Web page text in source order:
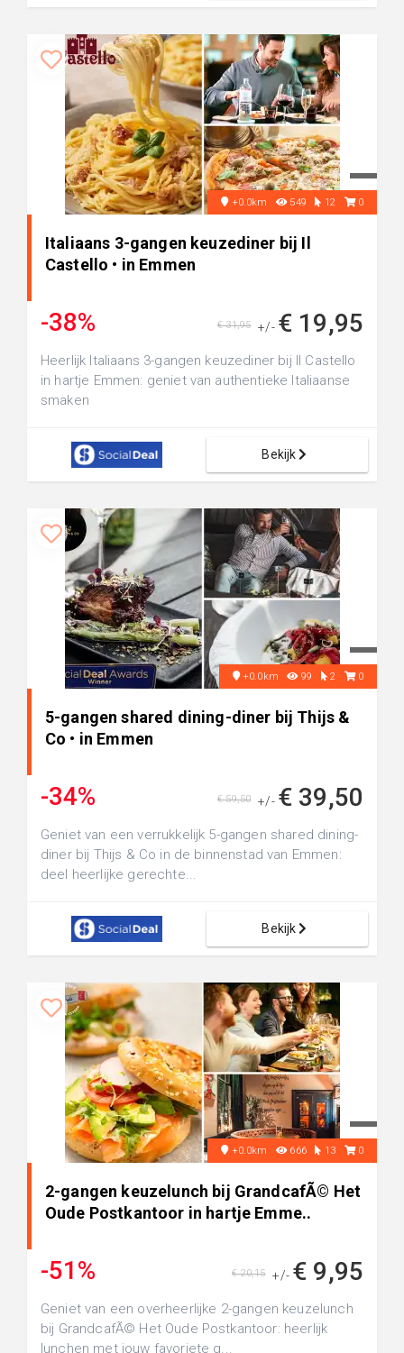
+0.0km 549 12 0
Italiaans 3-gangen keuzediner bij Il
Castello • in Emmen
-38% +/- € 19,95
€ 31,95
Heerlijk Italiaans 3-gangen keuzediner bij Il Castello
in hartje Emmen: geniet van authentieke Italiaanse
smaken
Bekijk
+0.0km 99 2 0
5-gangen shared dining-diner bij Thijs &
Co • in Emmen
-34% +/- € 39,50
€ 59,50
Geniet van een verrukkelijk 5-gangen shared dining-
diner bij Thijs & Co in de binnenstad van Emmen:
deel heerlijke gerechte...
Bekijk
+0.0km 666 13 0
2-gangen keuzelunch bij GrandcafÃ© Het
Oude Postkantoor in hartje Emme..
-51% +/- € 9,95
€ 20,15
Geniet van een overheerlijke 2-gangen keuzelunch
bij GrandcafÃ© Het Oude Postkantoor: heerlijk
lunchen met jouw favoriete g...